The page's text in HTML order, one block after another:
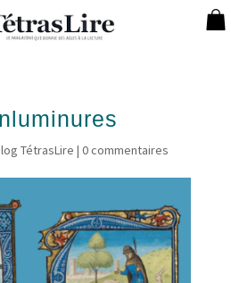
TétrasLire | 0 commentaires